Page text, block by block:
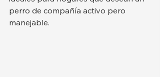
perro de compañía activo pero
manejable.